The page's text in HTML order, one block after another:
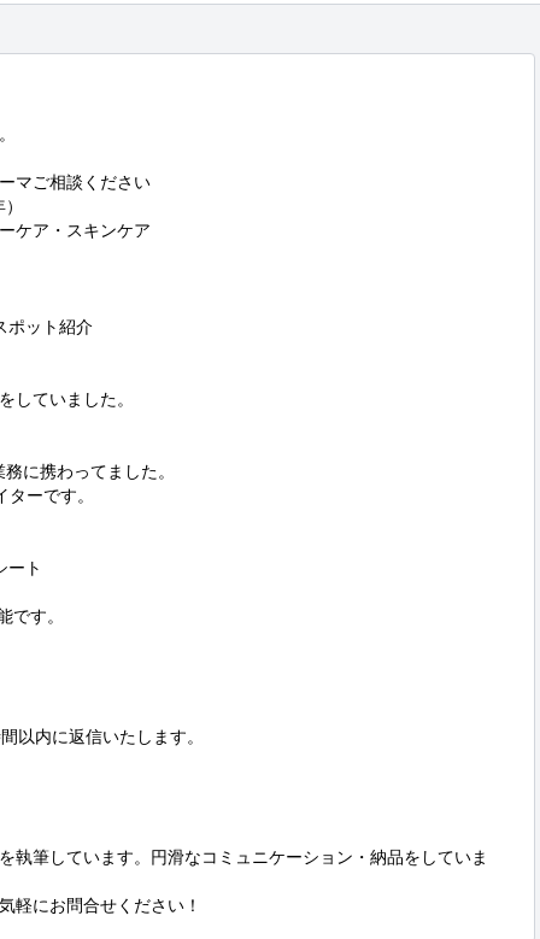
マご相談ください
ケア・スキンケア
ポット紹介
していました。
に携わってました。
ーです。
ート
です。
以内に返信いたします。
執筆しています。円滑なコミュニケーション・納品をしていま
軽にお問合せください！